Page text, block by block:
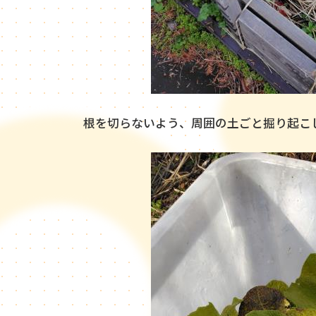
根を切らないよう、周囲の土ごと掘り起こ